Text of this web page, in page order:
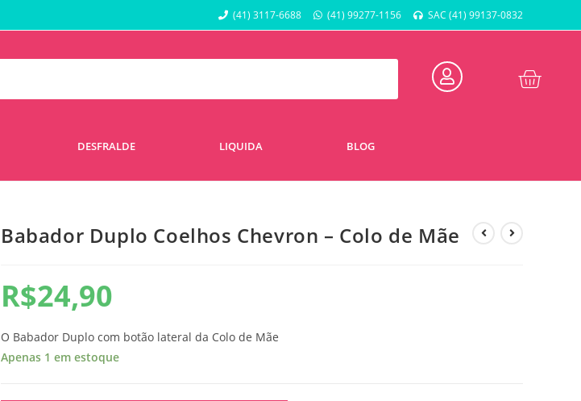
(41) 3117-6688 (41) 99277-1156 SAC (41) 99137-0832
DESFRALDE LIQUIDA BLOG
Babador Duplo Coelhos Chevron – Colo de Mãe
R$24,90
O Babador Duplo com botão lateral da Colo de Mãe
Apenas 1 em estoque